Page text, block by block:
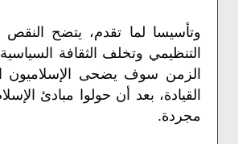
وتأسيسا لما تقدم، يتضح النقص
التنظيمي وتخلف الثقافة
الزمن سوف يضحى الإسلاميون
القيادة، بعد أن حولوا مبادئ
مجردة.